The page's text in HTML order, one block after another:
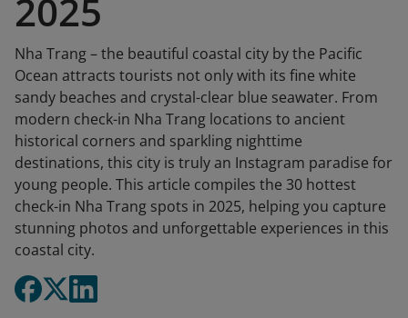
2025
Nha Trang – the beautiful coastal city by the Pacific
Ocean attracts tourists not only with its fine white
sandy beaches and crystal-clear blue seawater. From
modern check-in Nha Trang locations to ancient
historical corners and sparkling nighttime
destinations, this city is truly an Instagram paradise for
young people. This article compiles the 30 hottest
check-in Nha Trang spots in 2025, helping you capture
stunning photos and unforgettable experiences in this
coastal city.